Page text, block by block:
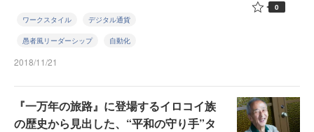
ワークスタイル デジタル通貨
愚者風リーダーシップ 自動化
2018/11/21
0
『一万年の旅路』に登場するイロコイ族
の歴史から見出した、“平和の守り手”タ